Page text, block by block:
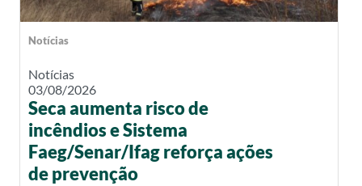
Notícias
Notícias
03/08/2026
Seca aumenta risco de
incêndios e Sistema
Faeg/Senar/Ifag reforça ações
de prevenção